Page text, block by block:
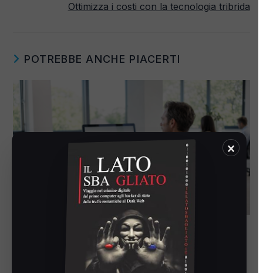
×
Ottimizza i costi con la tecnologia tribrida
POTREBBE ANCHE PIACERTI
Proteggi i dati con StrongBox Cloud PRO
10 Giugno 2026